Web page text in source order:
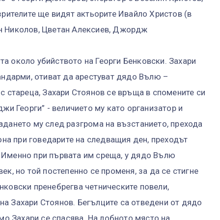
ще видят актьорите Ивайло Христов (в
Цветан Алексиев, Джордж
около убийството на Георги Бенковски. Захари
отиват да арестуват дядо Вълю –
стареца, Захари Стоянов се връща в спомените си
Георги” - величието му като организатор и
му след разгрома на възстанието, прехода
при говедарите на следващия ден, преходът
при първата им среща, у дядо Вълю
но той постепенно се променя, за да се стигне
пренебрегва четническите повели,
Захари Стоянов. Бегълците са отведени от дядо
Захари се спасява. На лобното място на